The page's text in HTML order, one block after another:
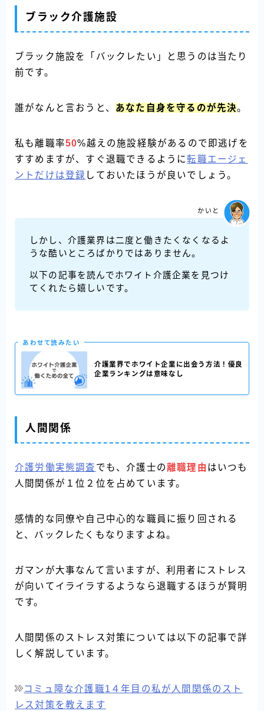
ブラック介護施設
ブラック施設を「バックレたい」と思うのは当たり
前です。
誰がなんと言おうと、 あなた自身を守るのが先決。
私も離職率50%越えの施設経験があるので即逃げを
すすめますが、すぐ退職できるように転職エージェ
ントだけは登録 しておいたほうが良いでしょう。
しかし、介護業界は二度と働きたくなくなるよ
うな酷いところばかりではありません。
以下の記事を読んでホワイト介護企業を見つけ
てくれたら嬉しいです。
かいと
あわせて読みたい
介護業界でホワイト企業に出会う方法！優良
企業ランキングは意味なし
人間関係
介護労働実態調査 でも、介護士の離職理由 はいつも
人間関係が１位２位を占めています。
感情的な同僚や自己中心的な職員に振り回される
と、バックレたくもなりますよね。
ガマンが大事なんて言いますが、利用者にストレス
が向いてイライラするようなら退職するほうが賢明
です。
人間関係のストレス対策については以下の記事で詳
しく解説しています。
コミュ障な介護職1４年目の私が人間関係のスト
レス対策を教えます